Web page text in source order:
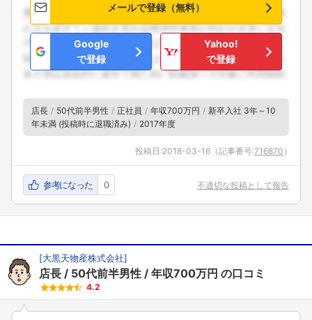
メールで登録（無料）
Google
で登録
Yahoo!
で登録
店長 50代前半男性 正社員 年収700万円
新卒入社 3年～10
年未満 (投稿時に退職済み)
2017年度
投稿日:2018-03-16 （記事番号:716870 ）
参考になった 0 不適切な投稿として報告
[大黒天物産株式会社]
店長 50代前半男性 年収700万円 の口コミ
4.2